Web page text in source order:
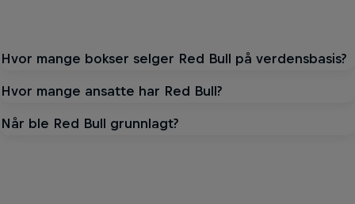
Hvor mange bokser selger Red Bull på verdensbasis?
Hvor mange ansatte har Red Bull?
Når ble Red Bull grunnlagt?